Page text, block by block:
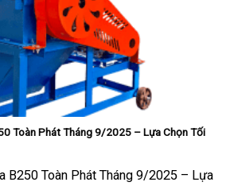
Toàn Phát Tháng 9/2025 – Lựa Chọn Tối
B250 Toàn Phát Tháng 9/2025 – Lựa